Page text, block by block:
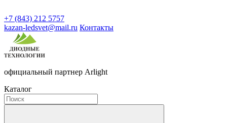
+7 (843) 212 5757
kazan-ledsvet@mail.ru Контакты
официальный партнер Arlight
Каталог